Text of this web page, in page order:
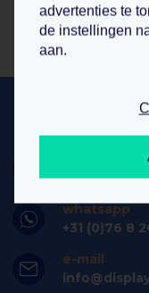
hulp nodig
+31 (0)76 8
whatsapp
+31 (0)76 8
e-mail
advertenties te
de instellingen
aan.